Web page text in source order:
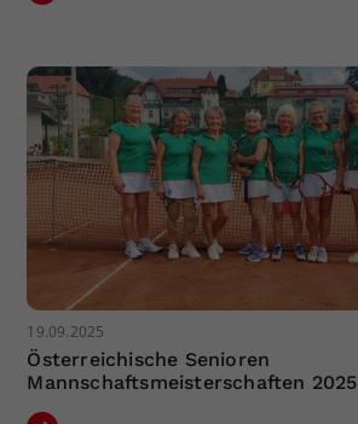
19.09.2025
Österreichische Senioren
Mannschaftsmeisterschaften 2025